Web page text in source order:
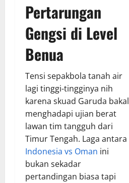
Pertarungan
Gengsi di Level
Benua
Tensi sepakbola tanah air
lagi tinggi-tingginya nih
karena skuad Garuda bakal
menghadapi ujian berat
lawan tim tangguh dari
Timur Tengah. Laga antara
Indonesia vs Oman ini
bukan sekadar
pertandingan biasa tapi